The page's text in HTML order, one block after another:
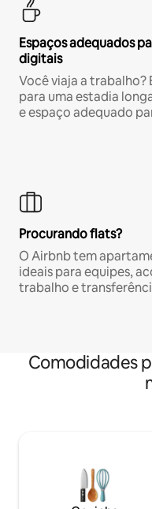
Espaços adequados
digitais
Você viaja a
para uma estadia
e espaço adequado
Procurando flats?
O Airbnb tem
ideais para equipes,
trabalho e
Comodidades